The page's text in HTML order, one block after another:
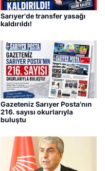
Sarıyer'de transfer yasağı
kaldırıldı!
Gazeteniz Sarıyer Posta'nın
216. sayısı okurlarıyla
buluştu